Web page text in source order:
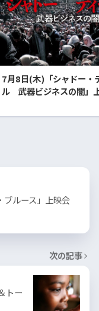
7月8日(木)「シャドー・
ル 武器ビジネスの闇」
ルース」上映会
次の記事
トー